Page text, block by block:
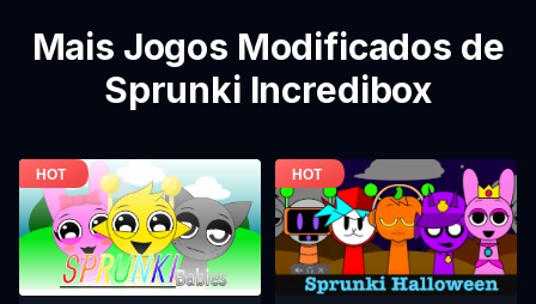
Mais Jogos Modificados de
Sprunki Incredibox